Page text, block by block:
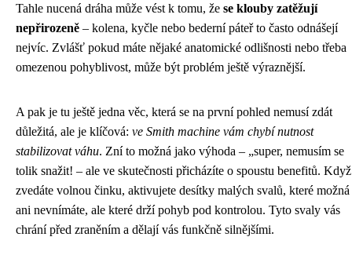
Tahle nucená dráha může vést k tomu, že se klouby zatěžují
nepřirozeně – kolena, kyčle nebo bederní páteř to často odnášejí
nejvíc. Zvlášť pokud máte nějaké anatomické odlišnosti nebo třeba
omezenou pohyblivost, může být problém ještě výraznější.
A pak je tu ještě jedna věc, která se na první pohled nemusí zdát
důležitá, ale je klíčová: ve Smith machine vám chybí nutnost
stabilizovat váhu. Zní to možná jako výhoda – „super, nemusím se
tolik snažit! – ale ve skutečnosti přicházíte o spoustu benefitů. Když
zvedáte volnou činku, aktivujete desítky malých svalů, které možná
ani nevnímáte, ale které drží pohyb pod kontrolou. Tyto svaly vás
chrání před zraněním a dělají vás funkčně silnějšími.